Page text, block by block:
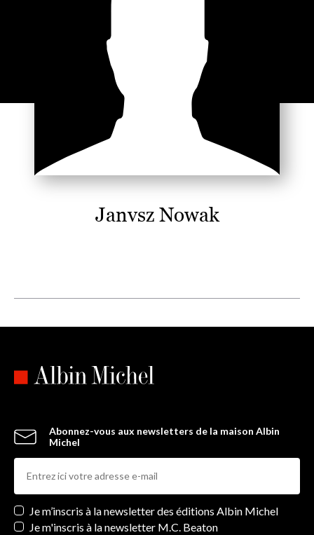
Janvsz Nowak
Abonnez-vous aux newsletters de la maison Albin
Michel
Newsletters
Je m’inscris à la newsletter des éditions Albin Michel
Je m'inscris à la newsletter M.C. Beaton